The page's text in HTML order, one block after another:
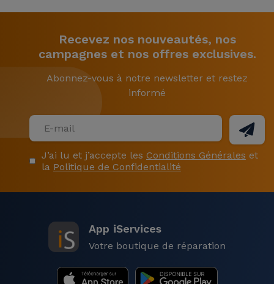
Recevez nos nouveautés, nos
campagnes et nos offres exclusives.
Abonnez-vous à notre newsletter et restez
informé
J’ai lu et j’accepte les Conditions Générales et
la Politique de Confidentialité
App iServices
Votre boutique de réparation